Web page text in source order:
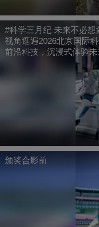
#科学三月纪 未来不必
视角逛遍2026北京国际
前沿科技，沉浸式体验
颁奖合影前